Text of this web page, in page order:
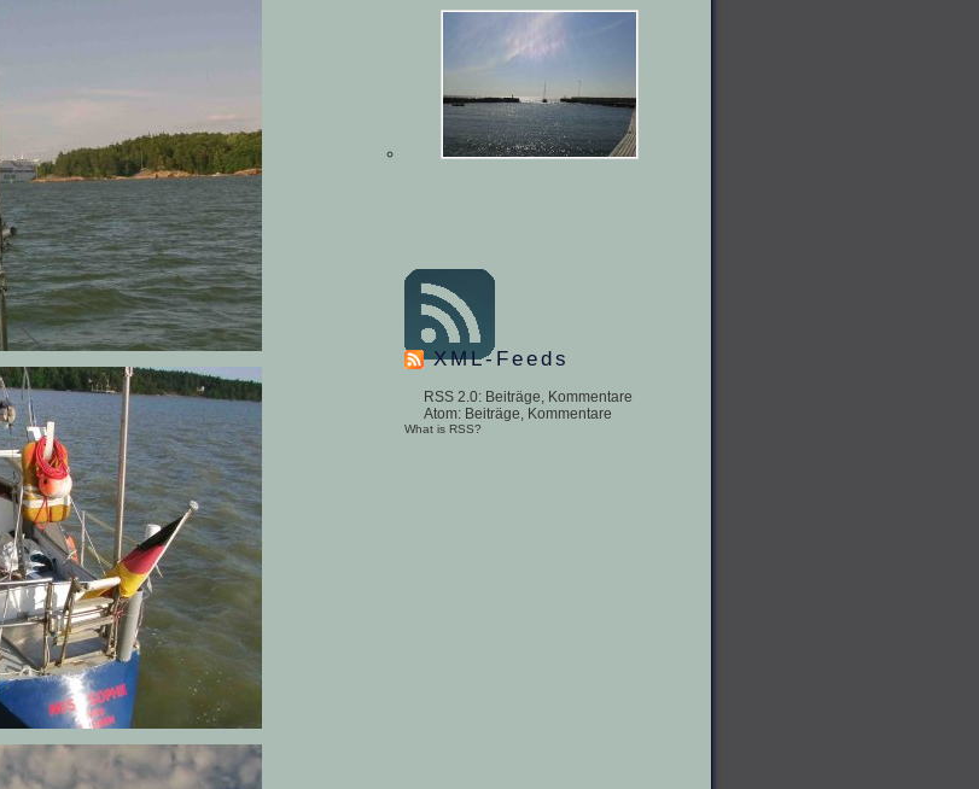
XML-Feeds
RSS 2.0: Beiträge, Kommentare
Atom: Beiträge, Kommentare
What is RSS?